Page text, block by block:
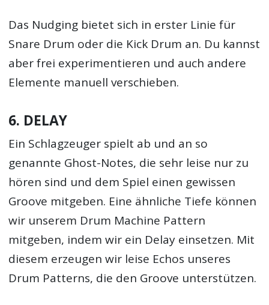
Das Nudging bietet sich in erster Linie für
Snare Drum oder die Kick Drum an. Du kannst
aber frei experimentieren und auch andere
Elemente manuell verschieben.
6. DELAY
Ein Schlagzeuger spielt ab und an so
genannte Ghost-Notes, die sehr leise nur zu
hören sind und dem Spiel einen gewissen
Groove mitgeben. Eine ähnliche Tiefe können
wir unserem Drum Machine Pattern
mitgeben, indem wir ein Delay einsetzen. Mit
diesem erzeugen wir leise Echos unseres
Drum Patterns, die den Groove unterstützen.